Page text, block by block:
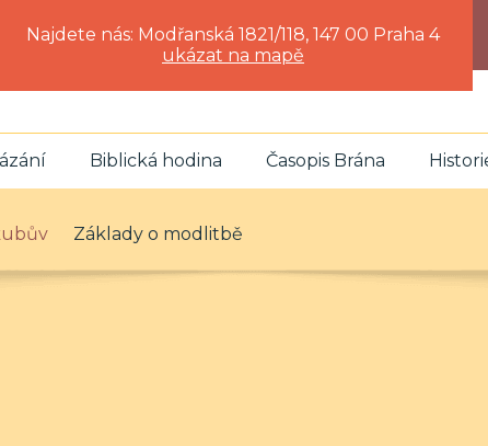
Najdete nás: Modřanská 1821/118, 147 00 Praha 4
ukázat na mapě
Biblická hodina Časopis Brána
Základy o modlitbě